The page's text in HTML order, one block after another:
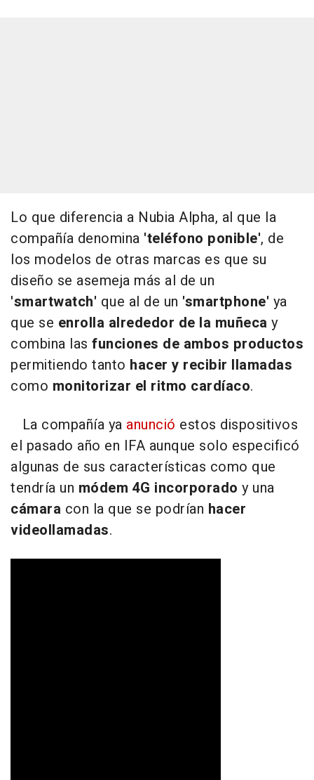
Lo que diferencia a Nubia Alpha, al que la
compañía denomina 'teléfono ponible', de
los modelos de otras marcas es que su
diseño se asemeja más al de un
'smartwatch' que al de un 'smartphone' ya
que se enrolla alrededor de la muñeca y
combina las funciones de ambos productos
permitiendo tanto hacer y recibir llamadas
como monitorizar el ritmo cardíaco.
La compañía ya anunció estos dispositivos
el pasado año en IFA aunque solo especificó
algunas de sus características como que
tendría un módem 4G incorporado y una
cámara con la que se podrían hacer
videollamadas.